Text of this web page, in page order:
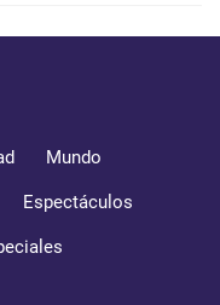
Mundo
Espectáculos